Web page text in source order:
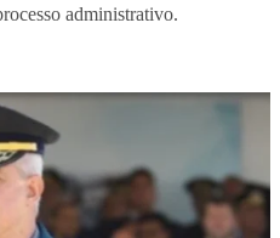
administrativo.